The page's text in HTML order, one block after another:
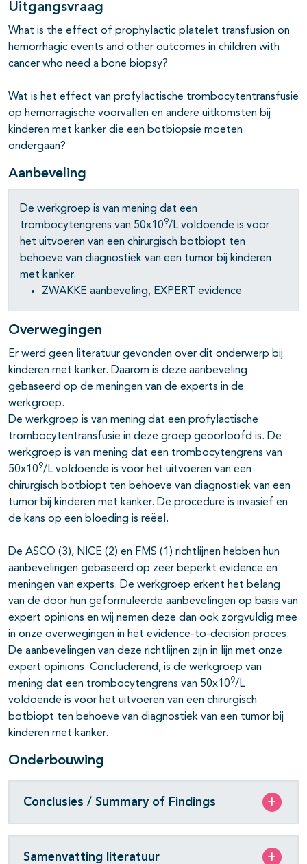
Uitgangsvraag
What is the effect of prophylactic platelet transfusion on
hemorrhagic events and other outcomes in children with
cancer who need a bone biopsy?
Wat is het effect van profylactische trombocytentransfusie
op hemorragische voorvallen en andere uitkomsten bij
kinderen met kanker die een botbiopsie moeten
ondergaan?
Aanbeveling
De werkgroep is van mening dat een
trombocytengrens van 50x109/L voldoende is voor
het uitvoeren van een chirurgisch botbiopt ten
behoeve van diagnostiek van een tumor bij kinderen
met kanker.
ZWAKKE aanbeveling, EXPERT evidence
Overwegingen
Er werd geen literatuur gevonden over dit onderwerp bij
kinderen met kanker. Daarom is deze aanbeveling
gebaseerd op de meningen van de experts in de
werkgroep.
De werkgroep is van mening dat een profylactische
trombocytentransfusie in deze groep geoorloofd is. De
werkgroep is van mening dat een trombocytengrens van
50x109/L voldoende is voor het uitvoeren van een
chirurgisch botbiopt ten behoeve van diagnostiek van een
tumor bij kinderen met kanker. De procedure is invasief en
de kans op een bloeding is reëel.
De ASCO (3), NICE (2) en FMS (1) richtlijnen hebben hun
aanbevelingen gebaseerd op zeer beperkt evidence en
meningen van experts. De werkgroep erkent het belang
van de door hun geformuleerde aanbevelingen op basis van
expert opinions en wij nemen deze dan ook zorgvuldig mee
in onze overwegingen in het evidence-to-decision proces.
De aanbevelingen van deze richtlijnen zijn in lijn met onze
expert opinions. Concluderend, is de werkgroep van
mening dat een trombocytengrens van 50x109/L
voldoende is voor het uitvoeren van een chirurgisch
botbiopt ten behoeve van diagnostiek van een tumor bij
kinderen met kanker.
Onderbouwing
Conclusies / Summary of Findings
Samenvatting literatuur